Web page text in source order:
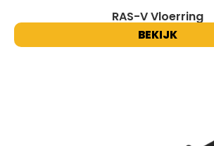
RAS-V Vloerring
BEKIJK